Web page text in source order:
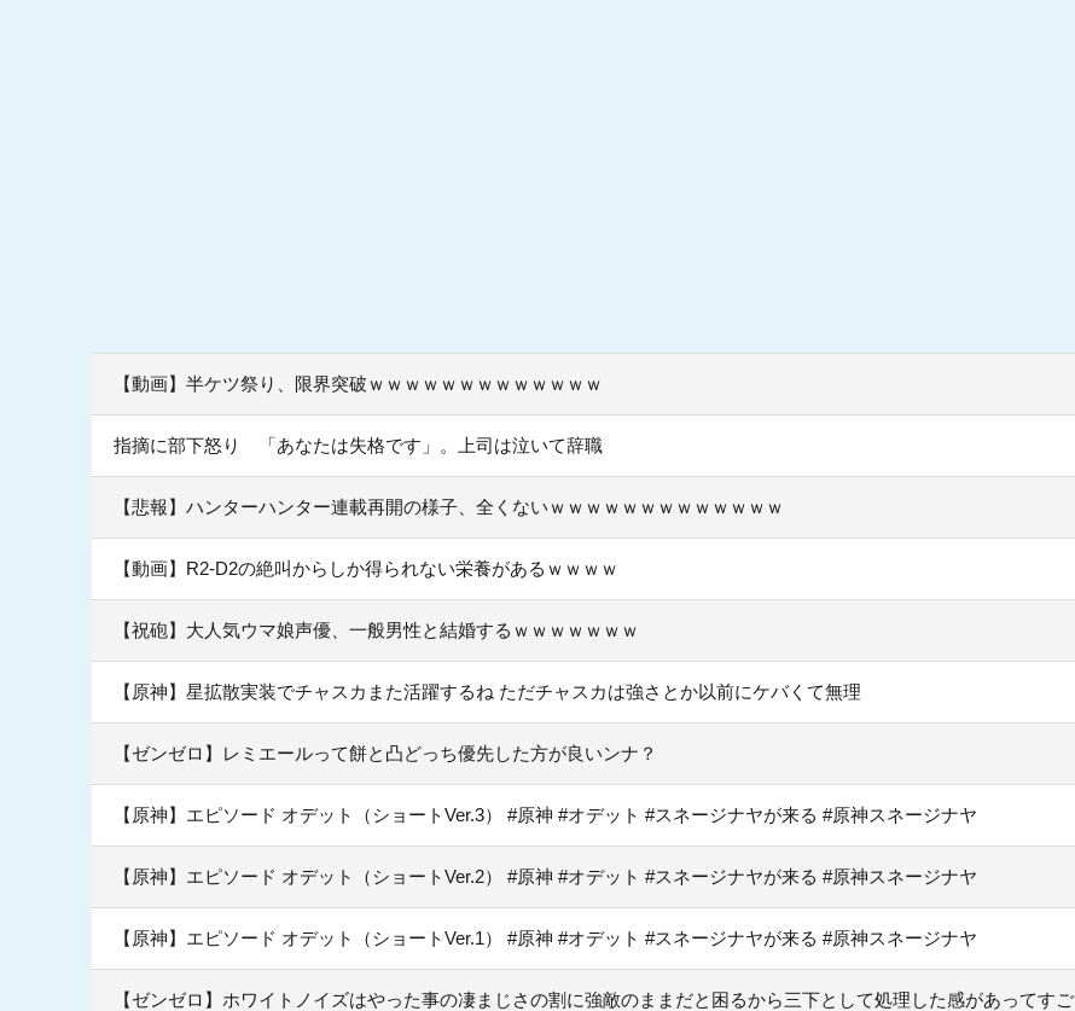
【動画】半ケツ祭り、限界突破ｗｗｗｗｗｗｗｗｗｗｗｗｗ
指摘に部下怒り 「あなたは失格です」。上司は泣いて辞職
【悲報】ハンターハンター連載再開の様子、全くないｗｗｗｗｗｗｗｗｗｗｗｗｗ
【動画】R2-D2の絶叫からしか得られない栄養があるｗｗｗｗ
【祝砲】大人気ウマ娘声優、一般男性と結婚するｗｗｗｗｗｗｗ
【原神】星拡散実装でチャスカまた活躍するね ただチャスカは強さとか以前にケバくて無理
【ゼンゼロ】レミエールって餅と凸どっち優先した方が良いンナ？
【原神】エピソード オデット（ショートVer.3） #原神 #オデット #スネージナヤが来る #原神スネージナヤ
【原神】エピソード オデット（ショートVer.2） #原神 #オデット #スネージナヤが来る #原神スネージナヤ
【原神】エピソード オデット（ショートVer.1） #原神 #オデット #スネージナヤが来る #原神スネージナヤ
【ゼンゼロ】ホワイトノイズはやった事の凄まじさの割に強敵のままだと困るから三下として処理した感があってすご